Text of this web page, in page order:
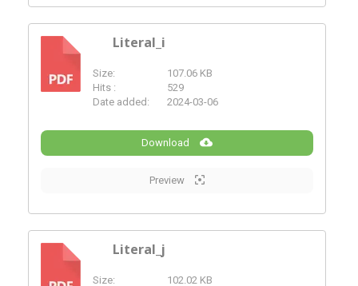
PDF
Literal_i
Size:
107.06 KB
Hits :
529
Date added:
2024-03-06
Download
Preview
Literal_j
Size: 102.02 KB